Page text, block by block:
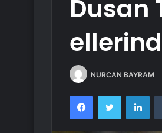
Dusan
NURCAN BAYRAM
FacebookTwitter